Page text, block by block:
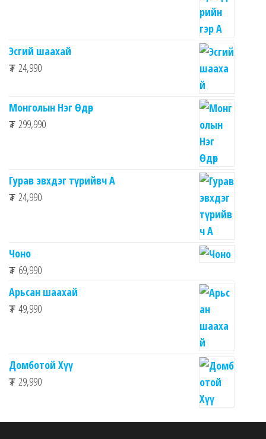
Эсгий шаахай
₮ 24,990
Монголын Нэг Өдөр
₮ 299,990
Гурав эвхдэг түрийвч A
₮ 24,990
Чоно
₮ 69,990
Арьсан шаахай
₮ 49,990
Домботой Хүү
₮ 29,990